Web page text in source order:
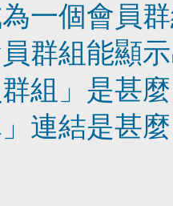
一個會員
群組能顯
群組」是甚
」連結是甚